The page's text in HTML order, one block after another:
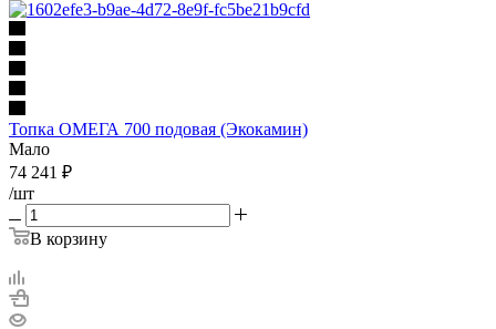
Топка ОМЕГА 700 подовая (Экокамин)
Мало
74 241 ₽
/шт
В корзину